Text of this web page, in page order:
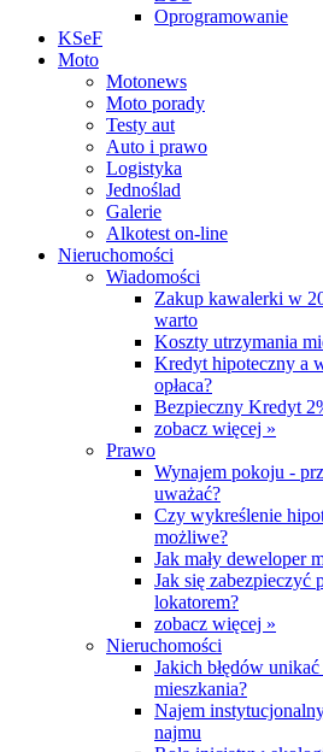
Oprogramowanie
KSeF
Moto
Motonews
Moto porady
Testy aut
Auto i prawo
Logistyka
Jednoślad
Galerie
Alkotest on-line
Nieruchomości
Wiadomości
Zakup kawalerki w
warto
Koszty utrzymania
Kredyt hipoteczny a
opłaca?
Bezpieczny Kredyt
zobacz więcej »
Prawo
Wynajem pokoju -
uważać?
Czy wykreślenie
możliwe?
Jak mały deweloper
Jak się zabezpieczyć
lokatorem?
zobacz więcej »
Nieruchomości
Jakich błędów
mieszkania?
Najem
najmu